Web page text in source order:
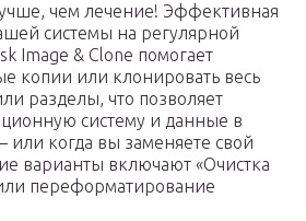
чем лечение! Эффективная
системы на регулярной
Image & Clone помогает
копии или клонировать весь
разделы, что позволяет
систему и данные в
или когда вы заменяете свой
варианты включают «Очистка
переформатирование